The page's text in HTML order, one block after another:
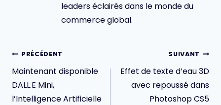
leaders éclairés dans le monde du
commerce global.
Navigation
de
l’article
PRÉCÉDENT
Maintenant disponible
DALL.E Mini,
l’Intelligence Artificielle
SUIVANT
Effet de texte d’eau 3D
avec repoussé dans
Photoshop CS5